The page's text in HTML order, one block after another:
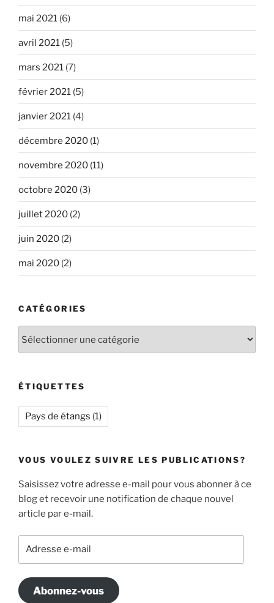
mai 2021 (6)
avril 2021 (5)
mars 2021 (7)
février 2021 (5)
janvier 2021 (4)
décembre 2020 (1)
novembre 2020 (11)
octobre 2020 (3)
juillet 2020 (2)
juin 2020 (2)
mai 2020 (2)
CATÉGORIES
ÉTIQUETTES
Pays de étangs (1)
VOUS VOULEZ SUIVRE LES PUBLICATIONS?
Saisissez votre adresse e-mail pour vous abonner à ce
blog et recevoir une notification de chaque nouvel
article par e-mail.
Abonnez-vous